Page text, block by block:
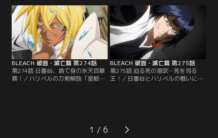
とされたヤミーだった。以前よりも
巨大化しているヤミーの姿に驚く3
人だったが…。その頃、天蓋の上で
は完全に虚化してしまった一護とウ
ルキオラが対峙していた。【提供：
バンダイチャンネル】
パーダよりは弱いと判断。それぞれ
に攻撃を仕掛けようとする。ヤミー
も、それに対抗し、刀剣解放「憤獣
（イーラ）」の姿になる。それは3
人が思ってもみなかった姿で…。
【提供：バンダイチャンネル】
BLEACH 破面・滅亡篇 第274話
第274話 日番谷、捨て身の氷天百華
葬！／ハリベルの刀剣解放「皇鮫后
追い詰めていく。だが日番谷も自ら
の斬魄刀・氷輪丸が氷雪系なことを
BLEACH 破面・滅亡篇 第275話
第275話 迫る死の息吹…死を司る
王！／日番谷とハリベルの戦いに決
着がついたかに見えたその頃、大前
う。不審に思う砕蜂に、バラガンは
自らの持つ能力は「老い」であると
1